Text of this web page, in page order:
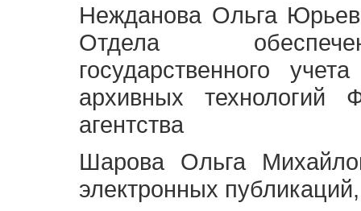
Нежданова Ольга
Отдела
государственного
архивных технологий
агентства
Шарова Ольга
электронных